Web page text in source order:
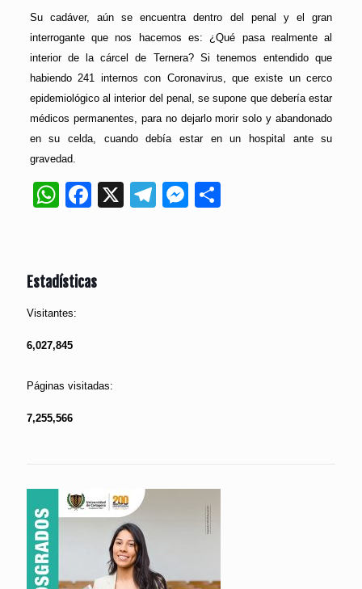
Su cadáver, aún se encuentra dentro del penal y el gran
interrogante que nos hacemos es: ¿Qué pasa realmente al
interior de la cárcel de Ternera? Si tenemos entendido que
habiendo 241 internos con Coronavirus, que existe un cerco
epidemiológico al interior del penal, se supone que debería estar
médicos permanentes, para no dejarlo morir solo y abandonado
en su celda, cuando debía estar en un hospital ante su
gravedad.
WhatsApp
Facebook
X Telegram
Messenger
Estadísticas
Visitantes:
6,027,845
Páginas visitadas:
7,255,566